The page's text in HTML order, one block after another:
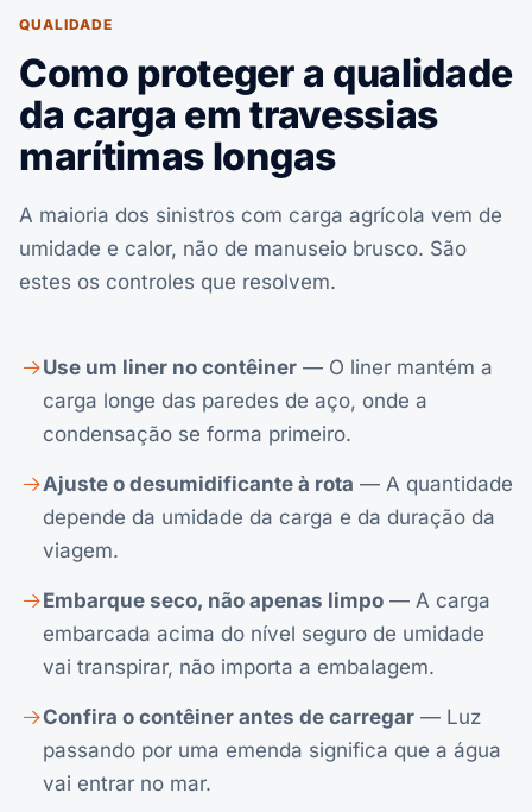
QUALIDADE
Como proteger a qualidade
da carga em travessias
marítimas longas
A maioria dos sinistros com carga agrícola vem de
umidade e calor, não de manuseio brusco. São
estes os controles que resolvem.
Use um liner no contêiner — O liner mantém a
carga longe das paredes de aço, onde a
condensação se forma primeiro.
Ajuste o desumidificante à rota — A quantidade
depende da umidade da carga e da duração da
viagem.
Embarque seco, não apenas limpo — A carga
embarcada acima do nível seguro de umidade
vai transpirar, não importa a embalagem.
Confira o contêiner antes de carregar — Luz
passando por uma emenda significa que a água
vai entrar no mar.